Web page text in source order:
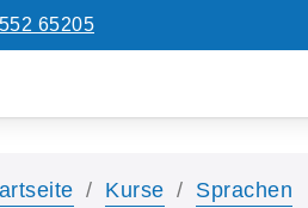
65205
Kurse Sprachen